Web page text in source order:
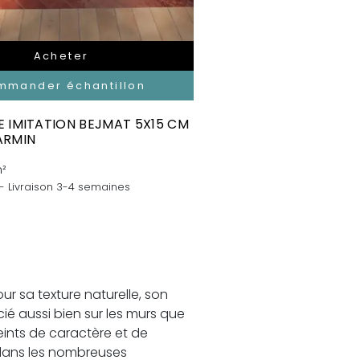
Acheter
échantillon
IMITATION BEJMAT 5X15 CM
Livraison 3-4 semaines
sa texture naturelle, son
aussi bien sur les murs que
de caractère et de
les nombreuses